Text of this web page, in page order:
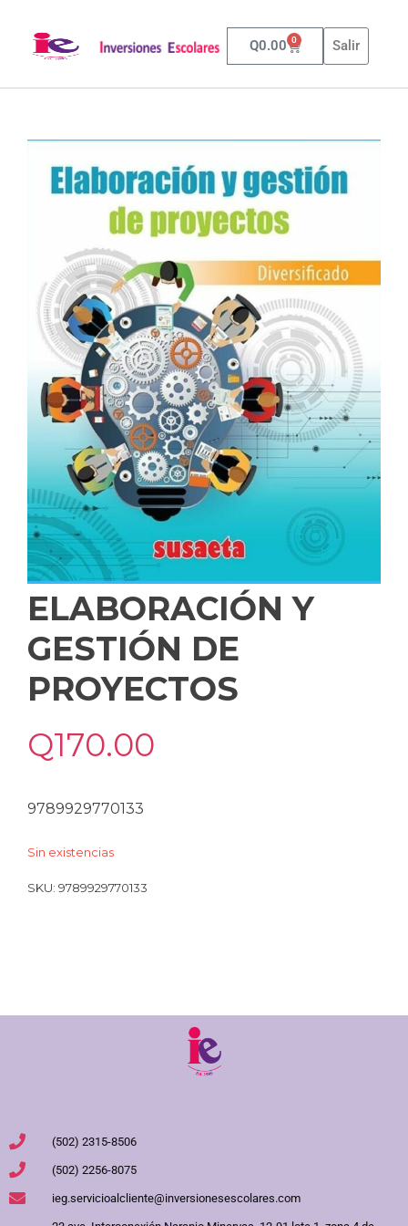
Q0.00 0 Salir
ELABORACIÓN Y
GESTIÓN DE
PROYECTOS
Q170.00
9789929770133
Sin existencias
SKU: 9789929770133
(502) 2315-8506
(502) 2256-8075
ieg.servicioalcliente@inversionesescolares.com